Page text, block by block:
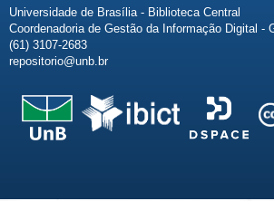
Universidade de Brasília - Biblioteca Central
Coordenadoria de Gestão da Informação Digital -
(61) 3107-2683
repositorio@unb.br